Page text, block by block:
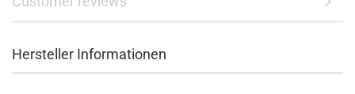
Hersteller Informationen